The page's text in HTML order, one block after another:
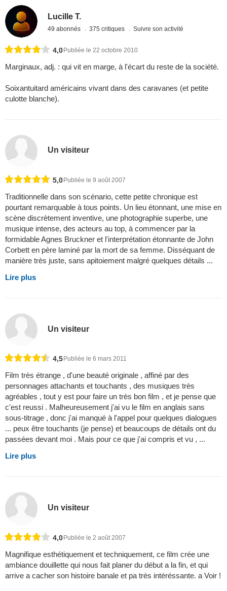
Lucille T.
49 abonnés 375 critiques Suivre son activité
4,0Publiée le 22 octobre 2010
Marginaux, adj. : qui vit en marge, à l'écart du reste de la société.
Soixantuitard américains vivant dans des caravanes (et petite
culotte blanche).
Un visiteur
5,0 Publiée le 9 août 2007
Traditionnelle dans son scénario, cette petite chronique est
pourtant remarquable à tous points. Un lieu étonnant, une mise en
scène discrètement inventive, une photographie superbe, une
musique intense, des acteurs au top, à commencer par la
formidable Agnes Bruckner et l'interprétation étonnante de John
Corbett en père laminé par la mort de sa femme. Disséquant de
manière très juste, sans apitoiement malgré quelques détails ...
Lire plus
Un visiteur
4,5 Publiée le 6 mars 2011
Film très étrange , d'une beauté originale , affiné par des
personnages attachants et touchants , des musiques très
agréables , tout y est pour faire un très bon film , et je pense que
c'est reussi . Malheureusement j'ai vu le film en anglais sans
sous-titrage , donc j'ai manqué à l'appel pour quelques dialogues
... peux être touchants (je pense) et beaucoups de détails ont du
passées devant moi . Mais pour ce que j'ai compris et vu , ...
Lire plus
Un visiteur
4,0Publiée le 2 août 2007
Magnifique esthétiquement et techniquement, ce film crée une
ambiance douillette qui nous fait planer du début a la fin, et qui
arrive a cacher son histoire banale et pa très intéréssante. a Voir !